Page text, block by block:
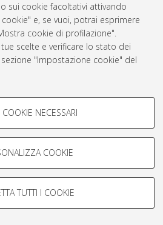
sui cookie facoltativi attivando
e, se vuoi, potrai esprimere
cookie di profilazione".
scelte e verificare lo stato dei
"Impostazione cookie" del
-
per analizzare le caratteristiche della
profili in base al loro comportamento
NECESSARI
COOKIE
TUTTI I COOKIE
e gestito da AlmaDL
- Università di Bologna, 2007-2026.